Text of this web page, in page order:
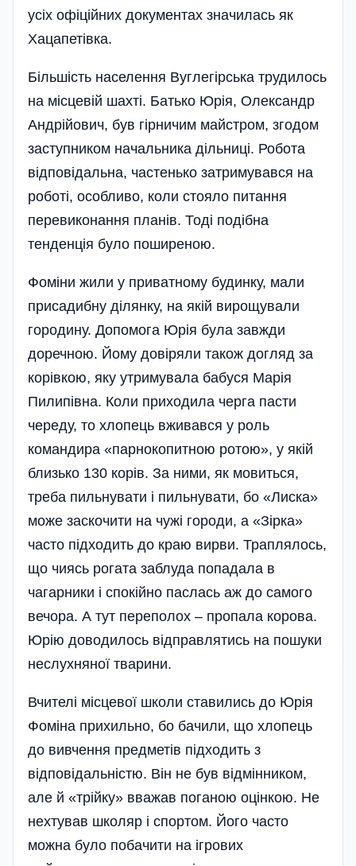
усіх офіційних документах значилась як
Хацапетівка.
Більшість населення Вуглегірська трудилось
на місцевій шахті. Батько Юрія, Олександр
Андрійович, був гірничим майстром, згодом
заступником начальника дільниці. Робота
відповідальна, частенько затримувався на
роботі, особливо, коли стояло питання
перевиконання планів. Тоді подібна
тенденція було поширеною.
Фоміни жили у приватному будинку, мали
присадибну ділянку, на якій вирощували
городину. Допомога Юрія була завжди
доречною. Йому довіряли також догляд за
корівкою, яку утримувала бабуся Марія
Пилипівна. Коли приходила черга пасти
череду, то хлопець вживався у роль
командира «парнокопитною ротою», у якій
близько 130 корів. За ними, як мовиться,
треба пильнувати і пильнувати, бо «Лиска»
може заскочити на чужі городи, а «Зірка»
часто підходить до краю вирви. Траплялось,
що чиясь рогата заблуда попадала в
чагарники і спокійно паслась аж до самого
вечора. А тут переполох – пропала корова.
Юрію доводилось відправлятись на пошуки
неслухняної тварини.
Вчителі місцевої школи ставились до Юрія
Фоміна прихильно, бо бачили, що хлопець
до вивчення предметів підходить з
відповідальністю. Він не був відмінником,
але й «трійку» вважав поганою оцінкою. Не
нехтував школяр і спортом. Його часто
можна було побачити на ігрових